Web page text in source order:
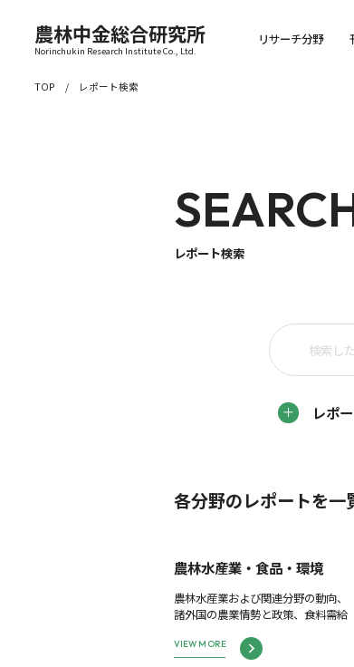
農林中金総合研究所
Norinchukin Research Institute Co., Ltd.
リサーチ分野
TOP レポート検索
レポート検索
レポ
各分野のレポートを一
農林水産業・食品・環境
農林水産業および関連分野の動向、
諸外国の農業情勢と政策、食料需給
VIEW MORE